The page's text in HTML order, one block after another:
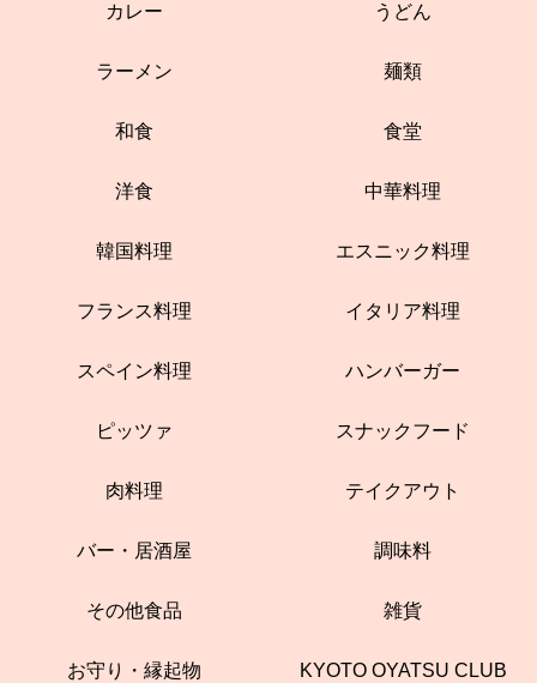
カレー うどん
ラーメン 麺類
和食 食堂
洋食 中華料理
韓国料理 エスニック料理
フランス料理 イタリア料理
スペイン料理 ハンバーガー
ピッツァ スナックフード
肉料理 テイクアウト
バー・居酒屋 調味料
その他食品 雑貨
お守り・縁起物 KYOTO OYATSU CLUB